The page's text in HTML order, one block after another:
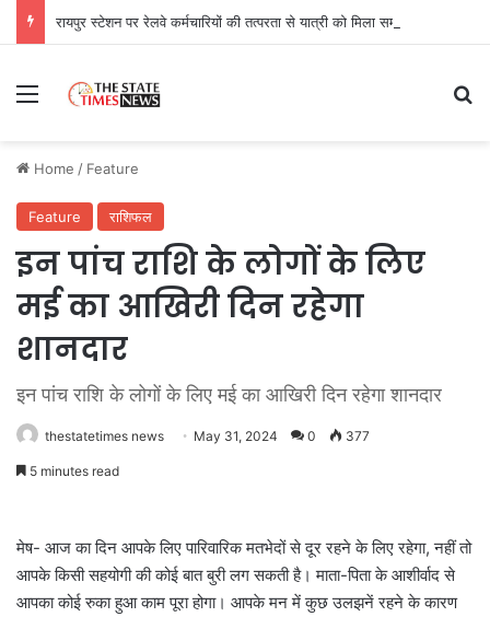
Menu
Home / Feature
Feature राशिफल
इन पांच राशि के लोगों के लिए
मई का आखिरी दिन रहेगा
शानदार
इन पांच राशि के लोगों के लिए मई का आखिरी दिन रहेगा शानदार
thestatetimes news May 31, 2024 0 377
5 minutes read
मेष- आज का दिन आपके लिए पारिवारिक मतभेदों से दूर रहने के लिए रहेगा, नहीं तो
आपके किसी सहयोगी की कोई बात बुरी लग सकती है। माता-पिता के आशीर्वाद से
आपका कोई रुका हुआ काम पूरा होगा। आपके मन में कुछ उलझनें रहने के कारण